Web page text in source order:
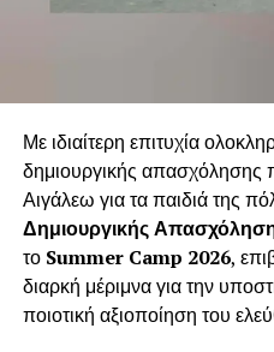
.
.
Με ιδιαίτερη επιτυχία
δημιουργικής
Αιγάλεω για τα παιδιά της
Δημιουργικής
το Summer Camp 2026,
διαρκή μέριμνα για την
ποιοτική αξιοποίηση του